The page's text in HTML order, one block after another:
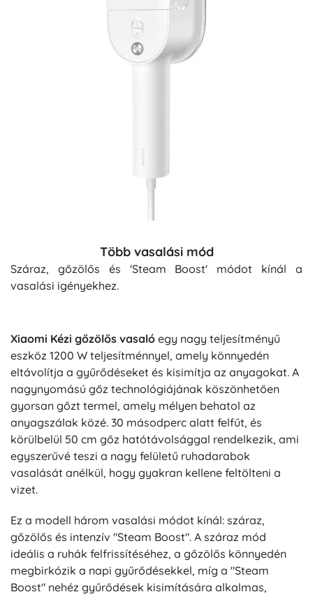
Több vasalási mód
Száraz, gőzölős és 'Steam Boost' módot kínál a
vasalási igényekhez.
Xiaomi Kézi gőzölős vasaló egy nagy teljesítményű
eszköz 1200 W teljesítménnyel, amely könnyedén
eltávolítja a gyűrődéseket és kisimítja az anyagokat. A
nagynyomású gőz technológiájának köszönhetően
gyorsan gőzt termel, amely mélyen behatol az
anyagszálak közé. 30 másodperc alatt felfűt, és
körülbelül 50 cm gőz hatótávolsággal rendelkezik, ami
egyszerűvé teszi a nagy felületű ruhadarabok
vasalását anélkül, hogy gyakran kellene feltölteni a
vizet.
Ez a modell három vasalási módot kínál: száraz,
gőzölős és intenzív "Steam Boost". A száraz mód
ideális a ruhák felfrissítéséhez, a gőzölős könnyedén
megbirkózik a napi gyűrődésekkel, míg a "Steam
Boost" nehéz gyűrődések kisimítására alkalmas,